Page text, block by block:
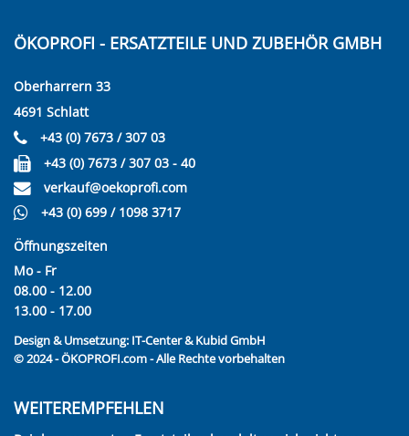
ÖKOPROFI - ERSATZTEILE UND ZUBEHÖR GMBH
Oberharrern 33
4691 Schlatt
+43 (0) 7673 / 307 03
+43 (0) 7673 / 307 03 - 40
verkauf@oekoprofi.com
+43 (0) 699 / 1098 3717
Öffnungszeiten
Mo - Fr
08.00 - 12.00
13.00 - 17.00
Design & Umsetzung: IT-Center & Kubid GmbH
© 2024 - ÖKOPROFI.com - Alle Rechte vorbehalten
WEITEREMPFEHLEN